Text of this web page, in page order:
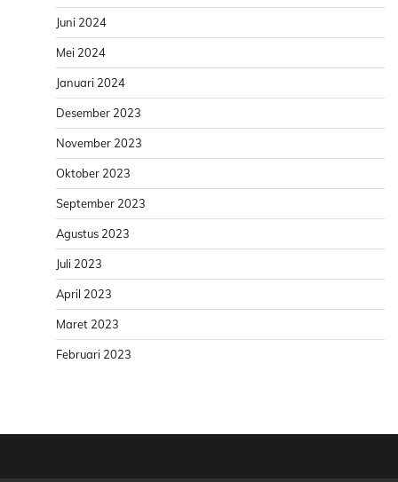
Juni 2024
Mei 2024
Januari 2024
Desember 2023
November 2023
Oktober 2023
September 2023
Agustus 2023
Juli 2023
April 2023
Maret 2023
Februari 2023